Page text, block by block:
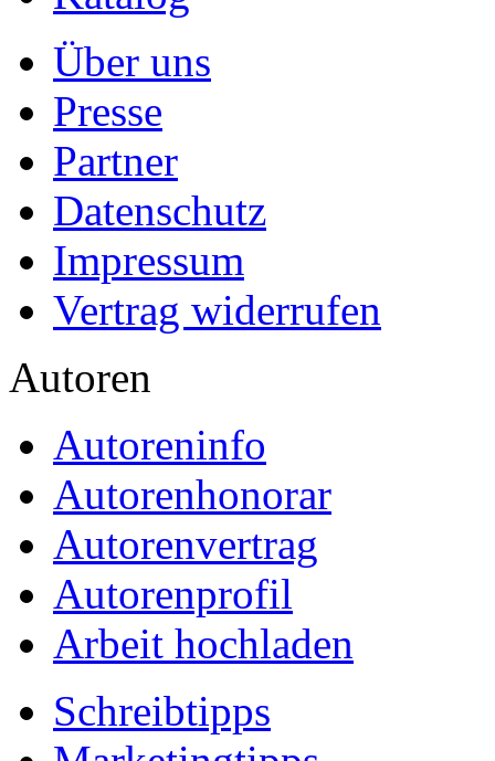
Allgemein
Home
Autor werden
Katalog
Über uns
Presse
Partner
Impressum
Vertrag widerrufen
Autoren
Autoreninfo
Autorenhonorar
Autorenvertrag